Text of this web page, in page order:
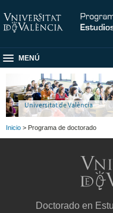
MENÚ
Universitat de València
Inicio > Programa de doctorado
Doctorado en